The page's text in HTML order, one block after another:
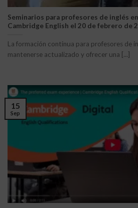
Seminarios para profesores de inglés
Cambridge English el 20 de febrero de
La formación continua para profesores de
mantenerse actualizado y ofrecer una [...]
15
Sep